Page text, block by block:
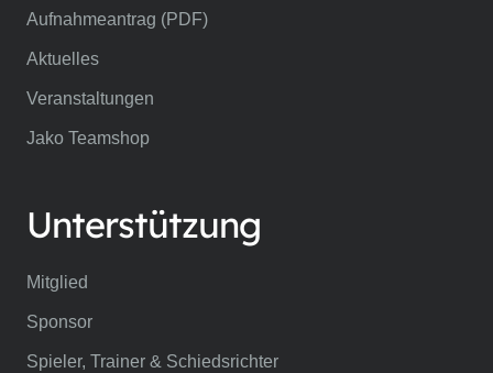
Aufnahmeantrag (PDF)
Aktuelles
Veranstaltungen
Jako Teamshop
Unterstützung
Mitglied
Sponsor
Spieler, Trainer & Schiedsrichter